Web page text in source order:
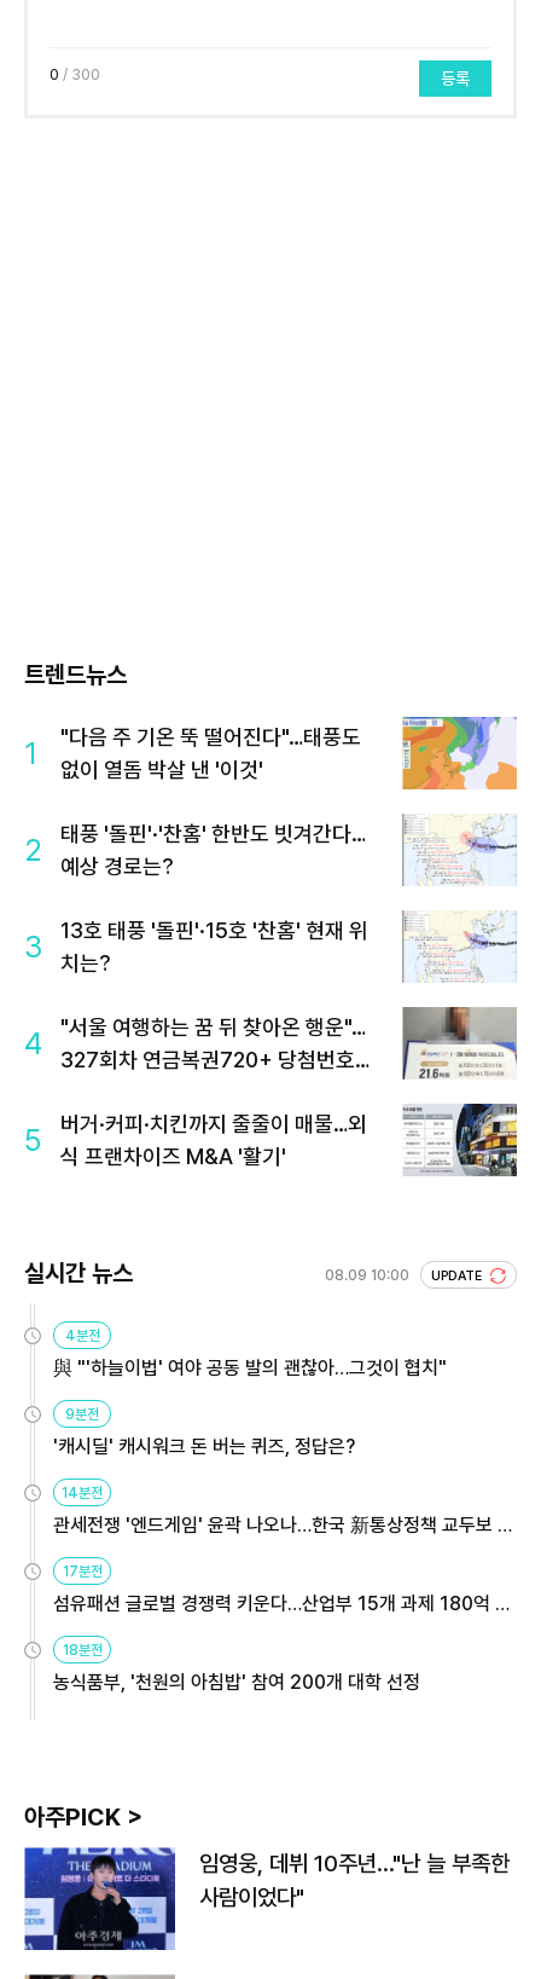
0 / 300 등록
트렌드뉴스
1
"다음 주 기온 뚝 떨어진다"…태풍도
없이 열돔 박살 낸 '이것'
2
태풍 '돌핀'·'찬홈' 한반도 빗겨간다…
예상 경로는?
3
13호 태풍 '돌핀'·15호 '찬홈' 현재 위
치는?
4
"서울 여행하는 꿈 뒤 찾아온 행운"…
327회차 연금복권720+ 당첨번호조
5
버거·커피·치킨까지 줄줄이 매물…외
식 프랜차이즈 M&A '활기'
실시간 뉴스 08.09 10:00 UPDATE
4분전
與 "'하늘이법' 여야 공동 발의 괜찮아…그것이 협치"
9분전
'캐시딜' 캐시워크 돈 버는 퀴즈, 정답은?
14분전
관세전쟁 '엔드게임' 윤곽 나오나…한국 新통상정책 교두보 활
용해야
17분전
섬유패션 글로벌 경쟁력 키운다…산업부 15개 과제 180억 지
원
18분전
농식품부, '천원의 아침밥' 참여 200개 대학 선정
아주PICK >
임영웅, 데뷔 10주년…"난 늘 부족한
사람이었다"